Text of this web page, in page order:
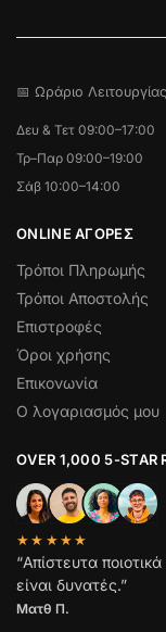
📅 Ωράριο Λειτουργίας
Δευ & Τετ 09:00–17:00
Τρ–Παρ 09:00–19:00
Σάβ 10:00–14:00
ONLINE ΑΓΟΡΕΣ
Τρόποι Πληρωμής
Τρόποι Αποστολής
Επιστροφές
Όροι χρήσης
Επικονωνία
Ο λογαριασμός μου
OVER 1,000 5-STAR
★★★★★
“Απίστευτα
είναι δυνατές.”
Ματθ Π.